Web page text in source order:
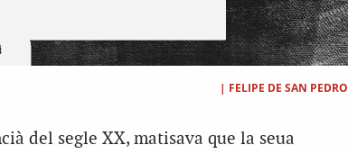
| FELIPE DE SAN PEDRO
del segle XX, matisava que la seua